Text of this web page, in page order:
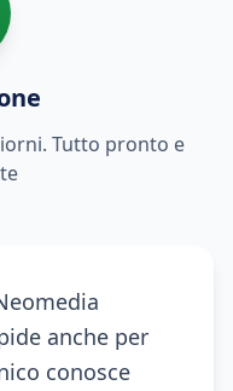
Tutto pronto e
anche per
conosce